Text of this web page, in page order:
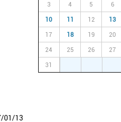
/01/13
3 4 5 6
10 11 12 13
17 18 19 20
24 25 26 27
31